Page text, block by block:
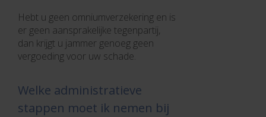
Hebt u geen omniumverzekering en is
er geen aansprakelijke tegenpartij,
dan krijgt u jammer genoeg geen
vergoeding voor uw schade.
Welke administratieve
stappen moet ik nemen bij